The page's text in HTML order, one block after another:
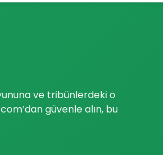
ve tribünlerdeki o
güvenle alın, bu